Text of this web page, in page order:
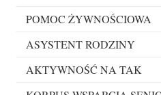
POMOC ŻYWNOŚCIOWA
ASYSTENT RODZINY
AKTYWNOŚĆ NA TAK